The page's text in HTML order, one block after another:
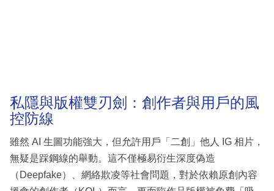
私隱與版權雙刃劍：創作者與用戶的風
控防線
雖然 AI 生圖功能強大，但允許用戶「二創」他人 IG 相片，
無疑是踩鋼線的舉動。這不僅極易衍生深度偽造
（Deepfake）、網絡欺凌等社會問題，對於依賴原創內容